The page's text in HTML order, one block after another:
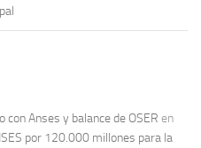
con Anses y balance de OSER en
por 120.000 millones para la